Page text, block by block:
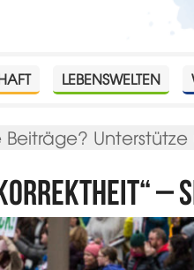
LEBENSWELTEN
Beiträge?
–